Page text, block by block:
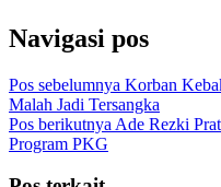
Navigasi pos
Pos sebelumnya Korban
Malah Jadi Tersangka
Pos berikutnya Ade Rezki
Program PKG